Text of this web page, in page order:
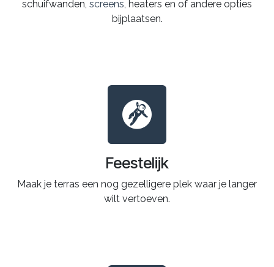
schuifwanden, screens, heaters en of andere opties
bijplaatsen.
Feestelijk
Maak je terras een nog gezelligere plek waar je langer
wilt vertoeven.